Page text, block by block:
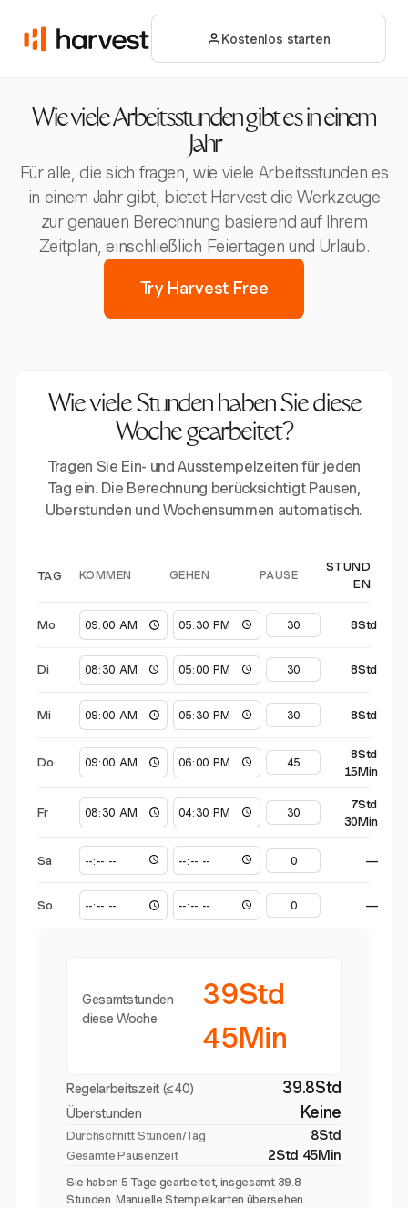
Kostenlos starten
Wie viele Arbeitsstunden gibt es in einem
Jahr
Für alle, die sich fragen, wie viele Arbeitsstunden es
in einem Jahr gibt, bietet Harvest die Werkzeuge
zur genauen Berechnung basierend auf Ihrem
Zeitplan, einschließlich Feiertagen und Urlaub.
Try Harvest Free
Wie viele Stunden haben Sie diese
Woche gearbeitet?
Tragen Sie Ein- und Ausstempelzeiten für jeden
Tag ein. Die Berechnung berücksichtigt Pausen,
Überstunden und Wochensummen automatisch.
TAG KOMMEN GEHEN PAUSE
STUND
EN
Mo 8Std
Di 8Std
Mi 8Std
Do
8Std
15Min
Fr
7Std
30Min
Sa —
So —
Gesamtstunden
diese Woche
39Std
45Min
Regelarbeitszeit (≤40) 39.8Std
Überstunden Keine
Durchschnitt Stunden/Tag 8Std
Gesamte Pausenzeit 2Std 45Min
Sie haben 5 Tage gearbeitet, insgesamt 39.8
Stunden. Manuelle Stempelkarten übersehen